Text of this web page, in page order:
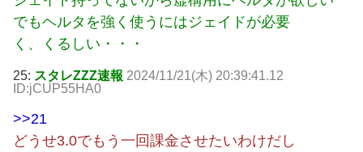
でもヘルタを強く使うにはジェイドが必要
く、くるしい・・・
25: スタレZZZ速報 2024/11/21(木) 20:39:41.12
ID:jCUP55HA0
>>21
どうせ3.0でもう一回課金させたいわけだし